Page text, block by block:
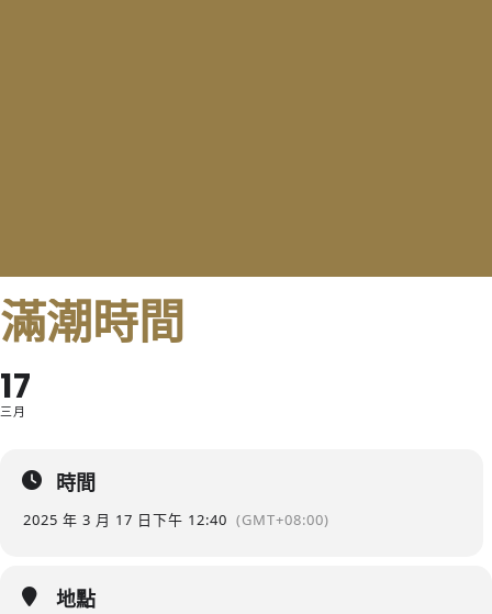
滿潮時間
17
三月
時間
2025 年 3 月 17 日下午 12:40 (GMT+08:00)
地點